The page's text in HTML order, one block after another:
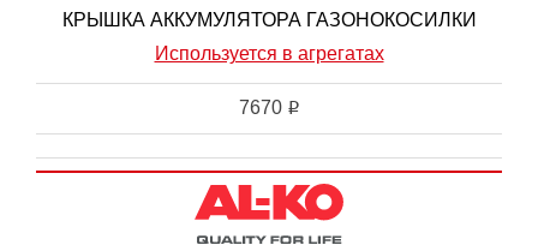
КРЫШКА АККУМУЛЯТОРА ГАЗОНОКОСИЛКИ
Используется в агрегатах
7670 i